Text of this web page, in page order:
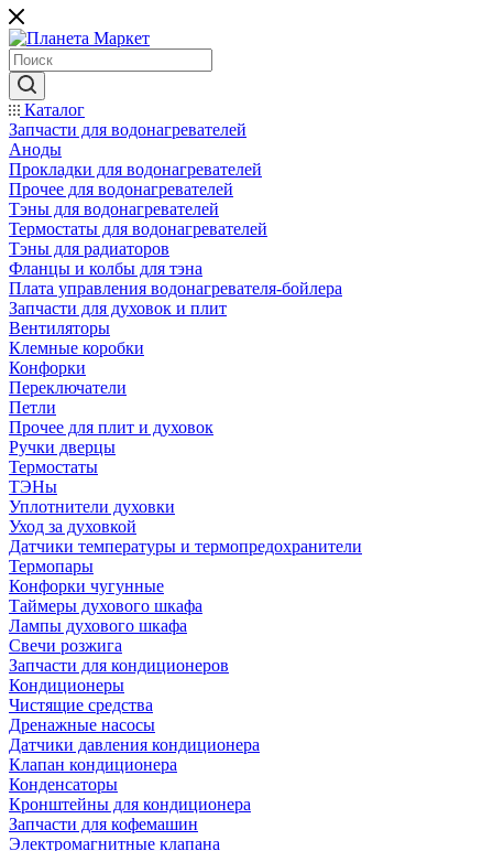
Каталог
Запчасти для водонагревателей
Аноды
Прокладки для водонагревателей
Прочее для водонагревателей
Тэны для водонагревателей
Термостаты для водонагревателей
Тэны для радиаторов
Фланцы и колбы для тэна
Плата управления водонагревателя-бойлера
Запчасти для духовок и плит
Вентиляторы
Клемные коробки
Конфорки
Переключатели
Петли
Прочее для плит и духовок
Ручки дверцы
Термостаты
ТЭНы
Уплотнители духовки
Уход за духовкой
Датчики температуры и термопредохранители
Термопары
Конфорки чугунные
Таймеры духового шкафа
Лампы духового шкафа
Свечи розжига
Запчасти для кондиционеров
Кондиционеры
Чистящие средства
Дренажные насосы
Датчики давления кондиционера
Клапан кондиционера
Конденсаторы
Кронштейны для кондиционера
Запчасти для кофемашин
Электромагнитные клапана